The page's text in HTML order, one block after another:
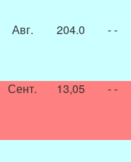
Авг. 204.0 - -
Сент. 13,05 - -